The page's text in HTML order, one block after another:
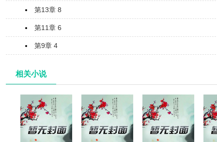
第13章 8
第11章 6
第9章 4
相关小说